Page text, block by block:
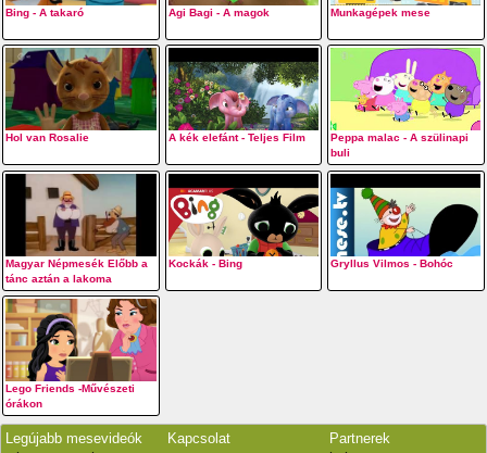
Bing - A takaró Agi Bagi - A magok Munkagépek mese
Hol van Rosalie A kék elefánt - Teljes Film
Peppa malac - A szülinapi
buli
Magyar Népmesék Előbb a
tánc aztán a lakoma
Kockák - Bing Gryllus Vilmos - Bohóc
Lego Friends -Művészeti
órákon
Legújabb mesevideók Kapcsolat Partnerek